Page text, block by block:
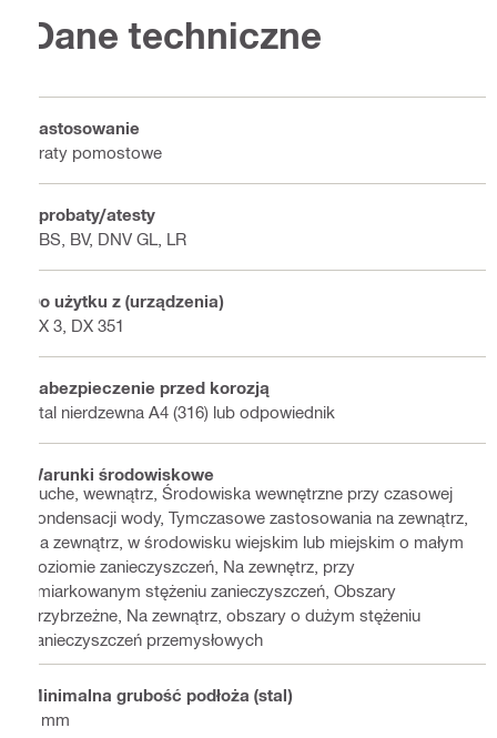
Dane techniczne
Zastosowanie
Kraty pomostowe
Aprobaty/atesty
ABS, BV, DNV GL, LR
Do użytku z (urządzenia)
BX 3, DX 351
Zabezpieczenie przed korozją
Stal nierdzewna A4 (316) lub odpowiednik
Warunki środowiskowe
Suche, wewnątrz, Środowiska wewnętrzne przy czasowej
kondensacji wody, Tymczasowe zastosowania na zewnątrz,
Na zewnątrz, w środowisku wiejskim lub miejskim o małym
poziomie zanieczyszczeń, Na zewnętrz, przy
umiarkowanym stężeniu zanieczyszczeń, Obszary
przybrzeżne, Na zewnątrz, obszary o dużym stężeniu
zanieczyszczeń przemysłowych
Minimalna grubość podłoża (stal)
6 mm